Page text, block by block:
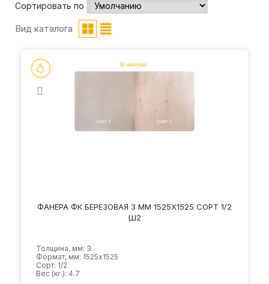
Сортировать по
Вид каталога
ФАНЕРА ФК БЕРЕЗОВАЯ 3 ММ 1525Х1525 СОРТ 1/2
Ш2
Толщина, мм: 3
Формат, мм: 1525х1525
Сорт: 1/2
Вес (кг.): 4.7